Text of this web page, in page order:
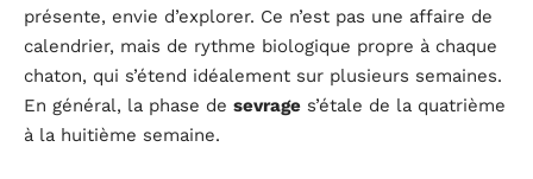
présente, envie d’explorer. Ce n’est pas une affaire de
calendrier, mais de rythme biologique propre à chaque
chaton, qui s’étend idéalement sur plusieurs semaines.
En général, la phase de sevrage s’étale de la quatrième
à la huitième semaine.